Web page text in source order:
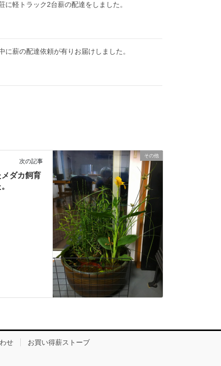
に軽トラック2台薪の配達をしました。
に薪の配達依頼が有りお届けしました。
その他
次の記事
ダカ飼育
せ
お買い得薪ストーブ